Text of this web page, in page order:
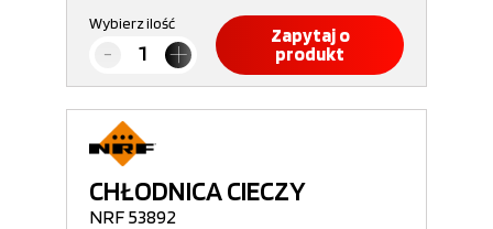
Wybierz ilość
Zapytaj o
produkt
CHŁODNICA CIECZY
NRF 53892